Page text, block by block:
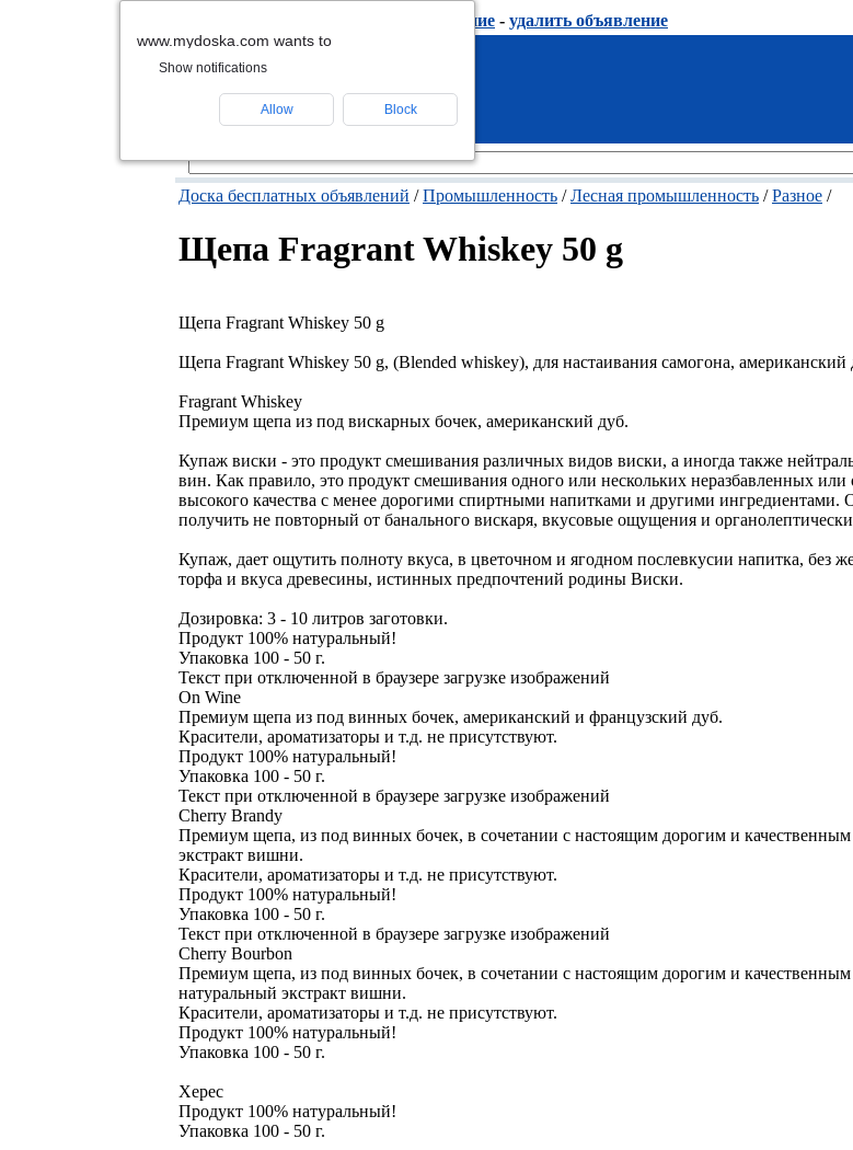
подать объявление - удалить объявление
Доска бесплатных объявлений /Промышленность /Лесная промышленность /Разное /
Щепа Fragrant Whiskey 50 g
Щепа Fragrant Whiskey 50 g
Щепа Fragrant Whiskey 50 g, (Blended whiskey), для настаивания самогона, американский
Fragrant Whiskey
Премиум щепа из под вискарных бочек, американский дуб.
Купаж виски - это продукт смешивания различных видов виски, а иногда также
вин. Как правило, это продукт смешивания одного или нескольких неразбавленных
высокого качества с менее дорогими спиртными напитками и другими ингредиентами.
получить не повторный от банального вискаря, вкусовые ощущения и
Купаж, дает ощутить полноту вкуса, в цветочном и ягодном послевкусии напитка, без
торфа и вкуса древесины, истинных предпочтений родины Виски.
Дозировка: 3 - 10 литров заготовки.
Продукт 100% натуральный!
Упаковка 100 - 50 г.
Текст при отключенной в браузере загрузке изображений
On Wine
Премиум щепа из под винных бочек, американский и французский дуб.
Красители, ароматизаторы и т.д. не присутствуют.
Продукт 100% натуральный!
Упаковка 100 - 50 г.
Текст при отключенной в браузере загрузке изображений
Cherry Brandy
Премиум щепа, из под винных бочек, в сочетании с настоящим дорогим и
экстракт вишни.
Красители, ароматизаторы и т.д. не присутствуют.
Продукт 100% натуральный!
Упаковка 100 - 50 г.
Текст при отключенной в браузере загрузке изображений
Cherry Bourbon
Премиум щепа, из под винных бочек, в сочетании с настоящим дорогим и
натуральный экстракт вишни.
Красители, ароматизаторы и т.д. не присутствуют.
Продукт 100% натуральный!
Упаковка 100 - 50 г.
Херес
Продукт 100% натуральный!
Упаковка 100 - 50 г.
www.mydoska.com wants to
Show notifications
Allow Block